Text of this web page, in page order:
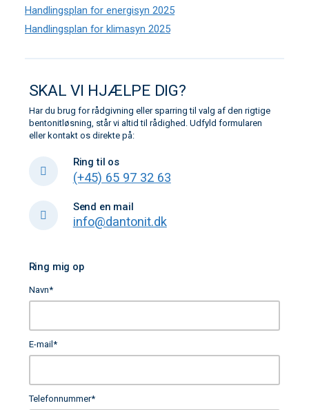
Handlingsplan for energisyn 2025
Handlingsplan for klimasyn 2025
SKAL VI HJÆLPE DIG?
Har du brug for rådgivning eller sparring til valg af den rigtige
bentonitløsning, står vi altid til rådighed. Udfyld formularen
eller kontakt os direkte på:
Ring til os
(+45) 65 97 32 63
Send en mail
info@dantonit.dk
Ring mig op
Navn*
E-mail *
Telefonnummer*